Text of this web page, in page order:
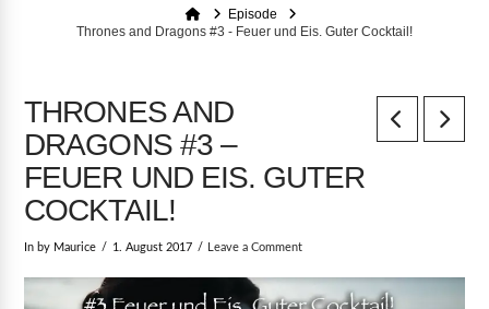
HomeEpisode
Thrones and Dragons #3 - Feuer und Eis. Guter Cocktail!
THRONES AND
DRAGONS #3 –
FEUER UND EIS. GUTER
COCKTAIL!
In by Maurice 1. August 2017 Leave a Comment